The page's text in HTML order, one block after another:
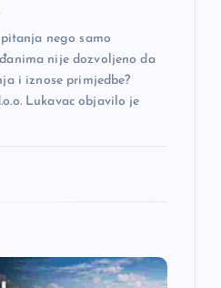
nego samo
nije dozvoljeno da
i iznose primjedbe?
Lukavac objavilo je